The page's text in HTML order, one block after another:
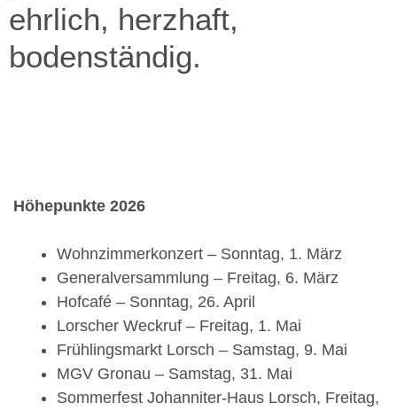
ehrlich, herzhaft,
bodenständig.
Höhepunkte 2026
Wohnzimmerkonzert – Sonntag, 1. März
Generalversammlung – Freitag, 6. März
Hofcafé – Sonntag, 26. April
Lorscher Weckruf – Freitag, 1. Mai
Frühlingsmarkt Lorsch – Samstag, 9. Mai
MGV Gronau – Samstag, 31. Mai
Sommerfest Johanniter-Haus Lorsch, Freitag,